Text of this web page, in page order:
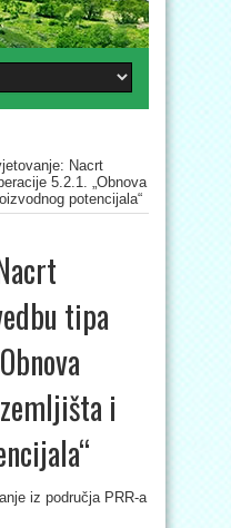
Nacrt
5.2.1. „Obnova
potencijala“
tipa
i
iz područja PRR-a